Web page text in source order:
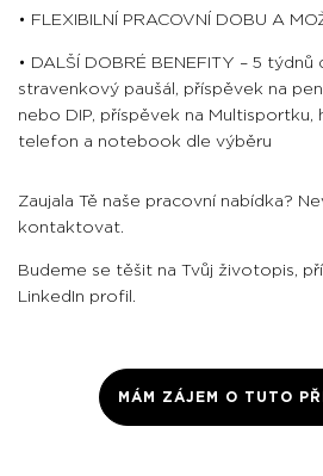
• FLEXIBILNÍ PRACOVNÍ DOBU A
• DALŠÍ DOBRÉ BENEFITY – 5
stravenkový paušál, příspěvek na
nebo DIP, příspěvek na Multisportku,
telefon a notebook dle výběru
Zaujala Tě naše pracovní nabídka?
kontaktovat.
Budeme se těšit na Tvůj životopis,
LinkedIn profil.
MÁM ZÁJEM O TUTO